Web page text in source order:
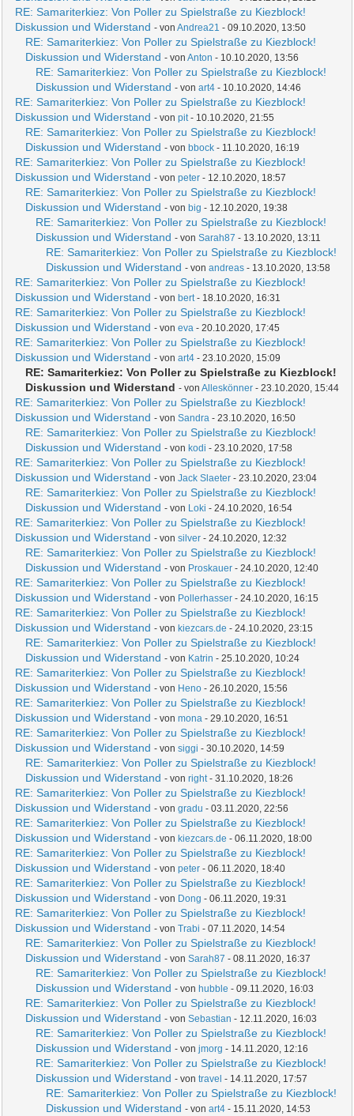
RE: Samariterkiez: Von Poller zu Spielstraße zu Kiezblock!
Diskussion und Widerstand - vonAndrea21 - 09.10.2020, 13:50
RE: Samariterkiez: Von Poller zu Spielstraße zu Kiezblock!
Diskussion und Widerstand - vonAnton - 10.10.2020, 13:56
RE: Samariterkiez: Von Poller zu Spielstraße zu Kiezblock!
Diskussion und Widerstand - vonart4 - 10.10.2020, 14:46
RE: Samariterkiez: Von Poller zu Spielstraße zu Kiezblock!
Diskussion und Widerstand - vonpit- 10.10.2020, 21:55
RE: Samariterkiez: Von Poller zu Spielstraße zu Kiezblock!
Diskussion und Widerstand - von bbock - 11.10.2020, 16:19
RE: Samariterkiez: Von Poller zu Spielstraße zu Kiezblock!
Diskussion und Widerstand - vonpeter - 12.10.2020, 18:57
RE: Samariterkiez: Von Poller zu Spielstraße zu Kiezblock!
Diskussion und Widerstand - von big - 12.10.2020, 19:38
RE: Samariterkiez: Von Poller zu Spielstraße zu Kiezblock!
Diskussion und Widerstand - vonSarah87 - 13.10.2020, 13:11
RE: Samariterkiez: Von Poller zu Spielstraße zu Kiezblock!
Diskussion und Widerstand - vonandreas - 13.10.2020, 13:58
RE: Samariterkiez: Von Poller zu Spielstraße zu Kiezblock!
Diskussion und Widerstand - von bert- 18.10.2020, 16:31
RE: Samariterkiez: Von Poller zu Spielstraße zu Kiezblock!
Diskussion und Widerstand - voneva - 20.10.2020, 17:45
RE: Samariterkiez: Von Poller zu Spielstraße zu Kiezblock!
Diskussion und Widerstand - vonart4 - 23.10.2020, 15:09
RE: Samariterkiez: Von Poller zu Spielstraße zu Kiezblock!
Diskussion und Widerstand - vonAlleskönner - 23.10.2020, 15:44
RE: Samariterkiez: Von Poller zu Spielstraße zu Kiezblock!
Diskussion und Widerstand - vonSandra - 23.10.2020, 16:50
RE: Samariterkiez: Von Poller zu Spielstraße zu Kiezblock!
Diskussion und Widerstand - von kodi - 23.10.2020, 17:58
RE: Samariterkiez: Von Poller zu Spielstraße zu Kiezblock!
Diskussion und Widerstand - vonJack Slaeter - 23.10.2020, 23:04
RE: Samariterkiez: Von Poller zu Spielstraße zu Kiezblock!
Diskussion und Widerstand - von Loki - 24.10.2020, 16:54
RE: Samariterkiez: Von Poller zu Spielstraße zu Kiezblock!
Diskussion und Widerstand - vonsilver - 24.10.2020, 12:32
RE: Samariterkiez: Von Poller zu Spielstraße zu Kiezblock!
Diskussion und Widerstand - von Proskauer - 24.10.2020, 12:40
RE: Samariterkiez: Von Poller zu Spielstraße zu Kiezblock!
Diskussion und Widerstand - von Pollerhasser - 24.10.2020, 16:15
RE: Samariterkiez: Von Poller zu Spielstraße zu Kiezblock!
Diskussion und Widerstand - von kiezcars.de - 24.10.2020, 23:15
RE: Samariterkiez: Von Poller zu Spielstraße zu Kiezblock!
Diskussion und Widerstand - von Katrin - 25.10.2020, 10:24
RE: Samariterkiez: Von Poller zu Spielstraße zu Kiezblock!
Diskussion und Widerstand - von Heno - 26.10.2020, 15:56
RE: Samariterkiez: Von Poller zu Spielstraße zu Kiezblock!
Diskussion und Widerstand - vonmona - 29.10.2020, 16:51
RE: Samariterkiez: Von Poller zu Spielstraße zu Kiezblock!
Diskussion und Widerstand - vonsiggi - 30.10.2020, 14:59
RE: Samariterkiez: Von Poller zu Spielstraße zu Kiezblock!
Diskussion und Widerstand - vonright- 31.10.2020, 18:26
RE: Samariterkiez: Von Poller zu Spielstraße zu Kiezblock!
Diskussion und Widerstand - vongradu - 03.11.2020, 22:56
RE: Samariterkiez: Von Poller zu Spielstraße zu Kiezblock!
Diskussion und Widerstand - von kiezcars.de - 06.11.2020, 18:00
RE: Samariterkiez: Von Poller zu Spielstraße zu Kiezblock!
Diskussion und Widerstand - vonpeter - 06.11.2020, 18:40
RE: Samariterkiez: Von Poller zu Spielstraße zu Kiezblock!
Diskussion und Widerstand - von Dong - 06.11.2020, 19:31
RE: Samariterkiez: Von Poller zu Spielstraße zu Kiezblock!
Diskussion und Widerstand - vonTrabi - 07.11.2020, 14:54
RE: Samariterkiez: Von Poller zu Spielstraße zu Kiezblock!
Diskussion und Widerstand - vonSarah87 - 08.11.2020, 16:37
RE: Samariterkiez: Von Poller zu Spielstraße zu Kiezblock!
Diskussion und Widerstand - von hubble - 09.11.2020, 16:03
RE: Samariterkiez: Von Poller zu Spielstraße zu Kiezblock!
Diskussion und Widerstand - vonSebastian - 12.11.2020, 16:03
RE: Samariterkiez: Von Poller zu Spielstraße zu Kiezblock!
Diskussion und Widerstand - vonjmorg - 14.11.2020, 12:16
RE: Samariterkiez: Von Poller zu Spielstraße zu Kiezblock!
Diskussion und Widerstand - vontravel - 14.11.2020, 17:57
RE: Samariterkiez: Von Poller zu Spielstraße zu Kiezblock!
Diskussion und Widerstand - vonart4 - 15.11.2020, 14:53